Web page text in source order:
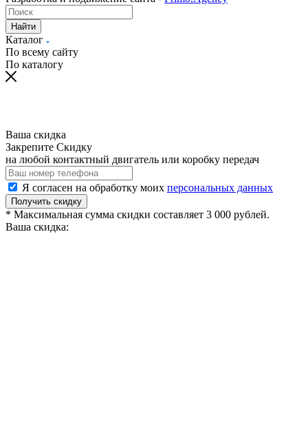
Найти
Каталог
По всему сайту
По каталогу
Ваша скидка
Закрепите Скидку
на любой контактный двигатель или коробку передач
Я согласен на обработку моих персональных данных
Получить скидку
* Максимальная сумма скидки составляет 3 000 рублей.
Ваша скидка: